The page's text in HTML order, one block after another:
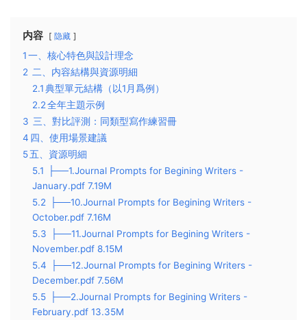
内容 隐藏
1​一、核心特色與設計理念​
2 二、内容結構與資源明細​
2.1​典型單元結構（以1月爲例）​​
2.2​全年主題示例​
3 三、對比評測：同類型寫作練習冊​
4 ​四、使用場景建議​
5​五、資源明細
5.1
├──1.Journal Prompts for Begining Writers -
January.pdf 7.19M
5.2
├──10.Journal Prompts for Begining Writers -
October.pdf 7.16M
5.3
├──11.Journal Prompts for Begining Writers -
November.pdf 8.15M
5.4
├──12.Journal Prompts for Begining Writers -
December.pdf 7.56M
5.5
├──2.Journal Prompts for Begining Writers -
February.pdf 13.35M